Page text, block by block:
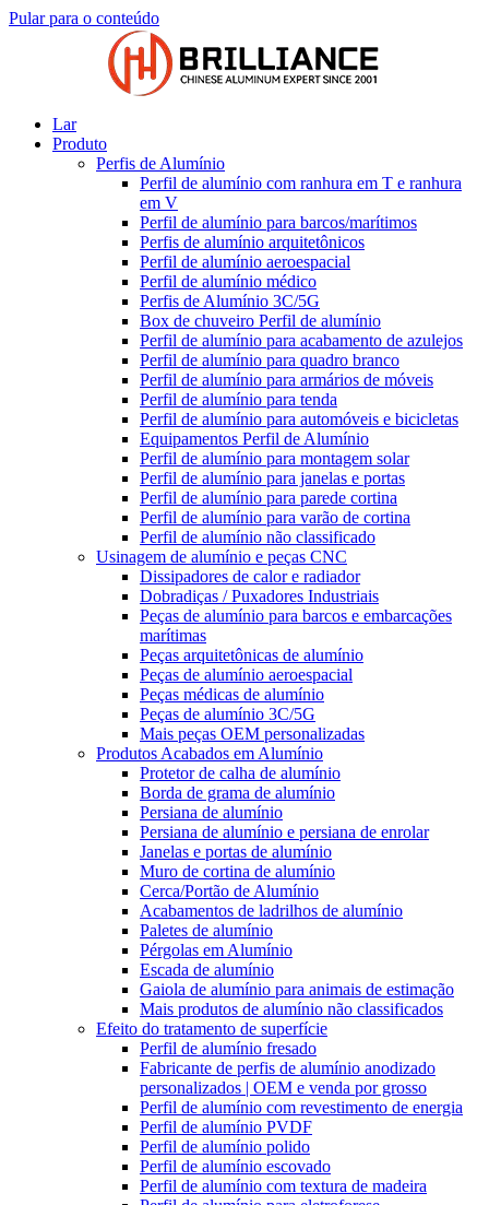
Pular para o conteúdo
Lar
Produto
Perfis de Alumínio
Perfil de alumínio com ranhura em T e ranhura
em V
Perfil de alumínio para barcos/marítimos
Perfis de alumínio arquitetônicos
Perfil de alumínio aeroespacial
Perfil de alumínio médico
Perfis de Alumínio 3C/5G
Box de chuveiro Perfil de alumínio
Perfil de alumínio para acabamento de azulejos
Perfil de alumínio para quadro branco
Perfil de alumínio para armários de móveis
Perfil de alumínio para tenda
Perfil de alumínio para automóveis e bicicletas
Equipamentos Perfil de Alumínio
Perfil de alumínio para montagem solar
Perfil de alumínio para janelas e portas
Perfil de alumínio para parede cortina
Perfil de alumínio para varão de cortina
Perfil de alumínio não classificado
Usinagem de alumínio e peças CNC
Dissipadores de calor e radiador
Dobradiças / Puxadores Industriais
Peças de alumínio para barcos e embarcações
marítimas
Peças arquitetônicas de alumínio
Peças de alumínio aeroespacial
Peças médicas de alumínio
Peças de alumínio 3C/5G
Mais peças OEM personalizadas
Produtos Acabados em Alumínio
Protetor de calha de alumínio
Borda de grama de alumínio
Persiana de alumínio
Persiana de alumínio e persiana de enrolar
Janelas e portas de alumínio
Muro de cortina de alumínio
Cerca/Portão de Alumínio
Acabamentos de ladrilhos de alumínio
Paletes de alumínio
Pérgolas em Alumínio
Escada de alumínio
Gaiola de alumínio para animais de estimação
Mais produtos de alumínio não classificados
Efeito do tratamento de superfície
Perfil de alumínio fresado
Fabricante de perfis de alumínio anodizado
personalizados | OEM e venda por grosso
Perfil de alumínio com revestimento de energia
Perfil de alumínio PVDF
Perfil de alumínio polido
Perfil de alumínio escovado
Perfil de alumínio com textura de madeira